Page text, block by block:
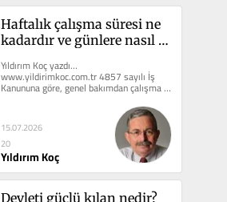
Haftalık çalışma süresi ne
kadardır ve günlere nasıl
Yıldırım Koç yazdı…
www.yildirimkoc.com.tr 4857 sayılı İş
Kanununa göre, genel bakımdan çalışma
süresi haftada en çok...
15.07.2026
20
Yıldırım Koç
Devleti güçlü kılan nedir?